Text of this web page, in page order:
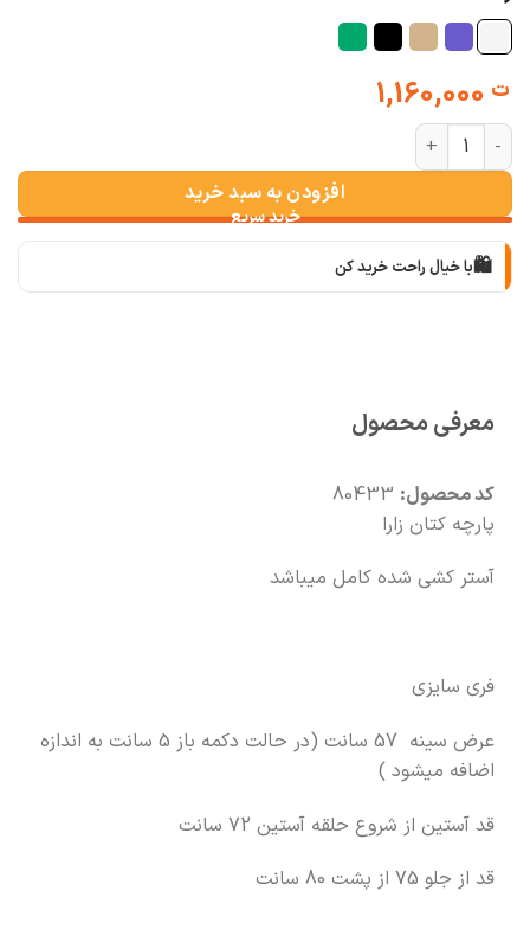
ت1,160,000
بارونی کلاهدار تلما عدد
افزودن به سبد خرید
🛍️با خیال راحت خرید کن
🧡بعد از خرید هم کنارتیم
معرفی محصول
کد محصول: 80433
پارچه کتان زارا
آستر کشی شده کامل میباشد
فری سایزی
عرض سینه 57 سانت (در حالت دکمه باز 5 سانت به اندازه
اضافه میشود )
قد آستین از شروع حلقه آستین 72 سانت
قد از جلو 75 از پشت 80 سانت